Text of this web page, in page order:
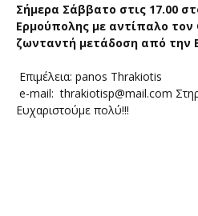
Σήμερα Σάββατο στις 17.00
Ερμούπολης με αντίπαλο τον
ζωνταντή μετάδοση από την
Επιμέλεια: panos Thrakiotis
e-mail: thrakiotisp@mail.com
Ευχαριστούμε πολύ!!!